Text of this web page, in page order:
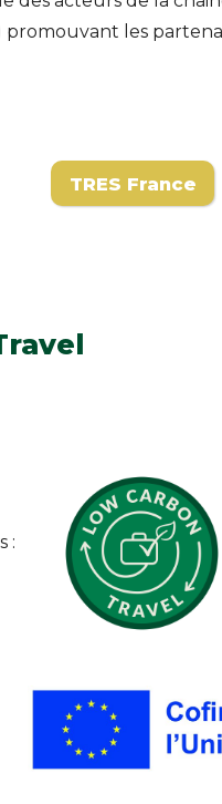
promouvant les
TRES France
: